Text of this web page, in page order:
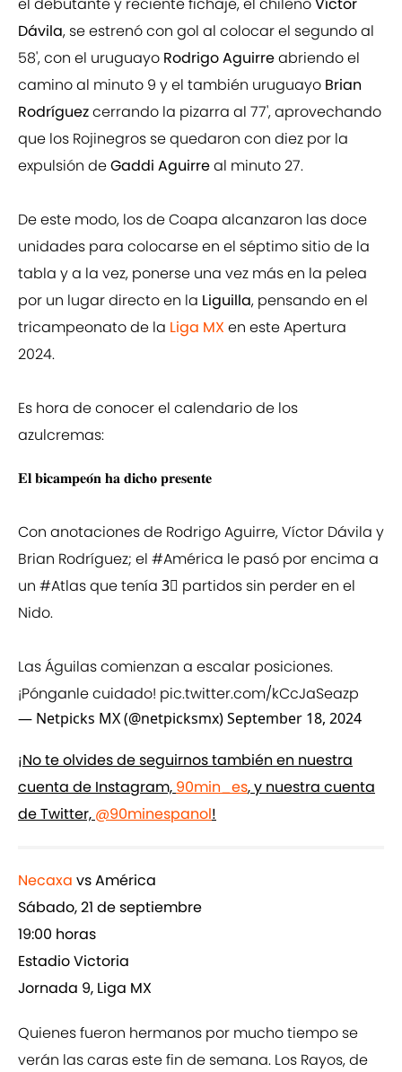
Dávila, se estrenó con gol al colocar el segundo al
58', con el uruguayo Rodrigo Aguirreabriendo el
camino al minuto 9 y el también uruguayo Brian
Rodríguezcerrando la pizarra al 77', aprovechando
que los Rojinegros se quedaron con diez por la
expulsión deGaddi Aguirreal minuto 27.
De este modo, los de Coapa alcanzaron las doce
unidades para colocarse en el séptimo sitio de la
tabla y a la vez, ponerse una vez más en la pelea
por un lugar directo en la Liguilla, pensando en el
tricampeonato de la Liga MX en este Apertura
2024.
Es hora de conocer el calendario de los
azulcremas:
𝐄𝐥 𝐛𝐢𝐜𝐚𝐦𝐩𝐞𝐨́𝐧 𝐡𝐚 𝐝𝐢𝐜𝐡𝐨 𝐩𝐫𝐞𝐬𝐞𝐧𝐭𝐞
Con anotaciones de Rodrigo Aguirre, Víctor Dávila y
Brian Rodríguez; el #América le pasó por encima a
un #Atlasque tenía 3⃣ partidos sin perder en el
Nido.
Las Águilas comienzan a escalar posiciones.
¡Pónganle cuidado! pic.twitter.com/kCcJaSeazp
— Netpicks MX (@netpicksmx)September 18, 2024
¡No te olvides de seguirnos también en nuestra
cuenta de Instagram, 90min_es, y nuestra cuenta
de Twitter, @90minespanol!
Necaxa vs América
Sábado, 21 de septiembre
19:00 horas
Estadio Victoria
Jornada 9, Liga MX
Quienes fueron hermanos por mucho tiempo se
verán las caras este fin de semana. Los Rayos, de